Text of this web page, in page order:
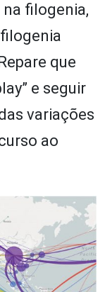
filogenia,
que
e seguir
variações
ao